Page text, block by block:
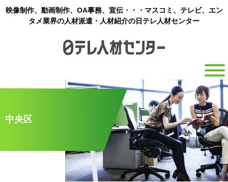
映像制作、動画制作、OA事務、宣伝・・・マスコミ、テレビ、エン
タメ業界の人材派遣・人材紹介の日テレ人材センター
中央区